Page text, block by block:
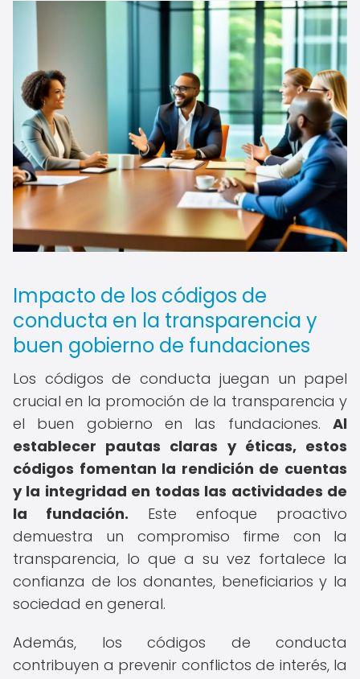
Impacto de los códigos de
conducta en la transparencia y
buen gobierno de fundaciones
Los códigos de conducta juegan un papel
crucial en la promoción de la transparencia y
el buen gobierno en las fundaciones. Al
establecer pautas claras y éticas, estos
códigos fomentan la rendición de cuentas
y la integridad en todas las actividades de
la fundación. Este enfoque proactivo
demuestra un compromiso firme con la
transparencia, lo que a su vez fortalece la
confianza de los donantes, beneficiarios y la
sociedad en general.
Además, los códigos de conducta
contribuyen a prevenir conflictos de interés, la